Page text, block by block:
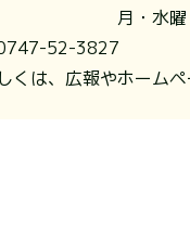
・水曜
52-3827 （9:00
くは、広報やホーム